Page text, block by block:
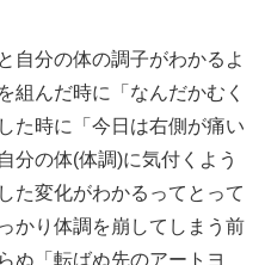
自分の体の調子がわかるよ
組んだ時に「なんだかむく
た時に「今日は右側が痛い
分の体(体調)に気付くよう
た変化がわかるってとって
かり体調を崩してしまう前
ぬ「転ばぬ先のアートヨ